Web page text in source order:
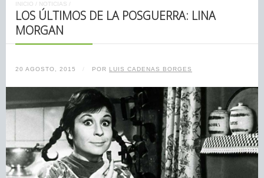
INICIO / NOTICIAS /
LOS ÚLTIMOS DE LA POSGUERRA: LINA
MORGAN
20 AGOSTO, 2015 / POR LUIS CADENAS BORGES